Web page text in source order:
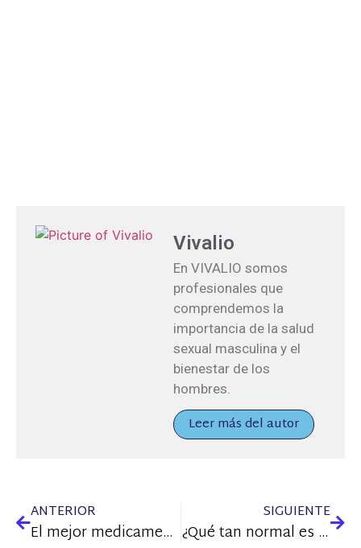
Vivalio
En VIVALIO somos
profesionales que
comprendemos la
importancia de la salud
sexual masculina y el
bienestar de los
hombres.
Leer más del autor
ANTERIOR
El mejor medicamento para combatir la disfunción eréctil
SIGUIENTE
¿Qué tan normal es tener problemas sexuales?